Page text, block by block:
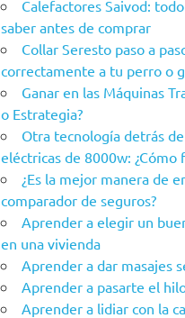
Calefactores Saivod:
saber antes de comprar
Collar Seresto paso a
correctamente a tu perro o
Ganar en las Máquinas
o Estrategia?
Otra tecnología detrás
eléctricas de 8000w: ¿Cómo
¿Es la mejor manera de
comparador de seguros?
Aprender a elegir un
en una vivienda
Aprender a dar masajes
Aprender a pasarte el
Aprender a lidiar con la